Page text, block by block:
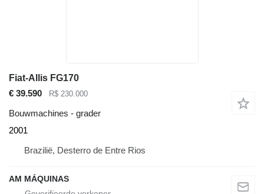
Fiat-Allis FG170
€ 39.590
R$ 230.000
Bouwmachines - grader
2001
Brazilië, Desterro de Entre Rios
AM MÁQUINAS